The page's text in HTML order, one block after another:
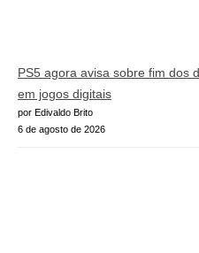
PS5 agora avisa sobre fim dos
em jogos digitais
por Edivaldo Brito
6 de agosto de 2026